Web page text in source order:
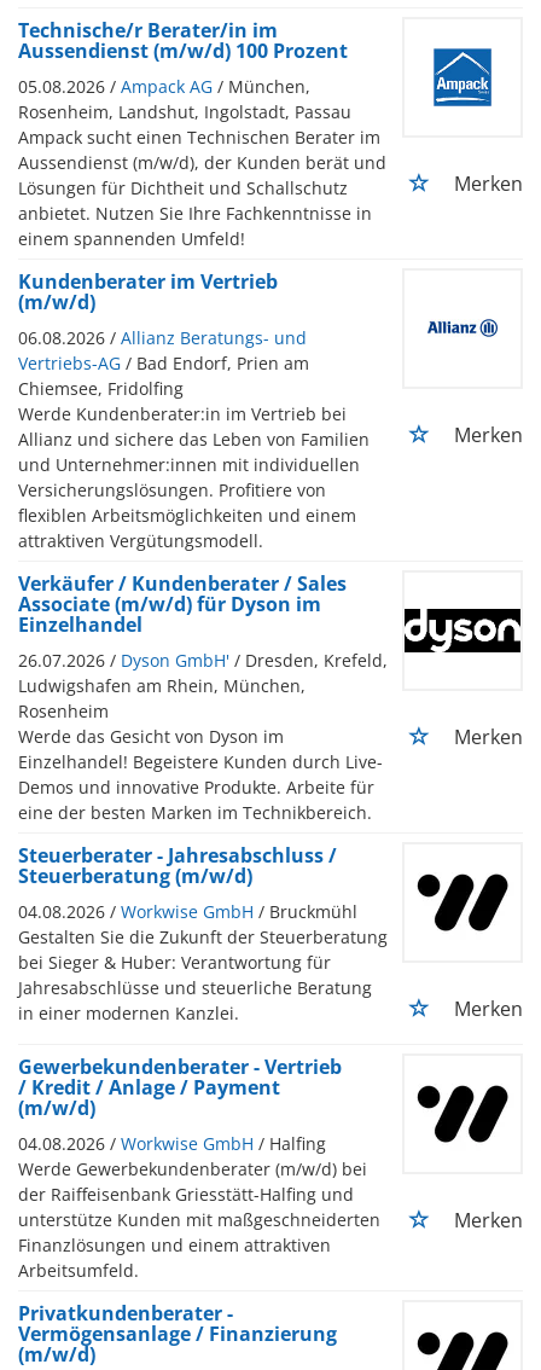
Technische/r Berater/in im
Aussendienst (m/w/d) 100 Prozent
05.08.2026 / Ampack AG / München,
Rosenheim, Landshut, Ingolstadt, Passau
Ampack sucht einen Technischen Berater im
Aussendienst (m/w/d), der Kunden berät und
Lösungen für Dichtheit und Schallschutz
anbietet. Nutzen Sie Ihre Fachkenntnisse in
einem spannenden Umfeld!
Merken
Kundenberater im Vertrieb
(m/w/d)
06.08.2026 / Allianz Beratungs- und
Vertriebs-AG / Bad Endorf, Prien am
Chiemsee, Fridolfing
Werde Kundenberater:in im Vertrieb bei
Allianz und sichere das Leben von Familien
und Unternehmer:innen mit individuellen
Versicherungslösungen. Profitiere von
flexiblen Arbeitsmöglichkeiten und einem
attraktiven Vergütungsmodell.
Merken
Verkäufer / Kundenberater / Sales
Associate (m/w/d) für Dyson im
Einzelhandel
26.07.2026 / Dyson GmbH' / Dresden, Krefeld,
Ludwigshafen am Rhein, München,
Rosenheim
Werde das Gesicht von Dyson im
Einzelhandel! Begeistere Kunden durch Live-
Demos und innovative Produkte. Arbeite für
eine der besten Marken im Technikbereich.
Merken
Steuerberater - Jahresabschluss /
Steuerberatung (m/w/d)
04.08.2026 / Workwise GmbH / Bruckmühl
Gestalten Sie die Zukunft der Steuerberatung
bei Sieger & Huber: Verantwortung für
Jahresabschlüsse und steuerliche Beratung
in einer modernen Kanzlei.
Merken
Gewerbekundenberater - Vertrieb
/ Kredit / Anlage / Payment
(m/w/d)
04.08.2026 / Workwise GmbH / Halfing
Werde Gewerbekundenberater (m/w/d) bei
der Raiffeisenbank Griesstätt-Halfing und
unterstütze Kunden mit maßgeschneiderten
Finanzlösungen und einem attraktiven
Arbeitsumfeld.
Merken
Privatkundenberater -
Vermögensanlage / Finanzierung
(m/w/d)